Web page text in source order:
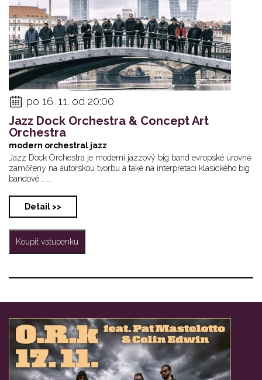
po 16. 11. od 20:00
Jazz Dock Orchestra & Concept Art
Orchestra
modern orchestral jazz
Jazz Dock Orchestra je moderní jazzový big band evropské úrovně
zaměřený na autorskou tvorbu a také na interpretaci klasického big
bandové... ...
Detail >>
Koupit vstupenku